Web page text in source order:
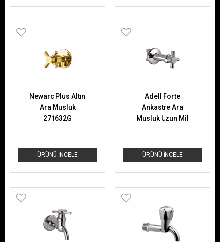
ÜRÜNÜ İNCELE
Newarc Plus Altın
Ara Musluk
271632G
ÜRÜNÜ İNCELE
Adell Forte
Ankastre Ara
Musluk Uzun Mil